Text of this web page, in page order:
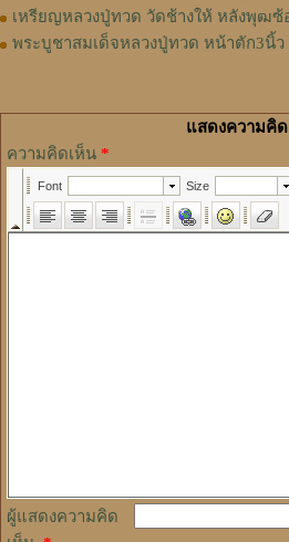
เหรียญหลวงปู่ทวด วัดช้างให้ หลังพุฒซ้
พระบูชาสมเด็จหลวงปู่ทวด หน้าตัก3นิ้ว
แสดงความคิ
ความคิดเห็น *
ผู้แสดงความคิด